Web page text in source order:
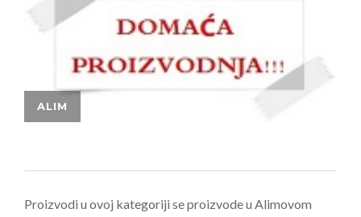
Proizvodi u ovoj kategoriji se proizvode u Alimovom